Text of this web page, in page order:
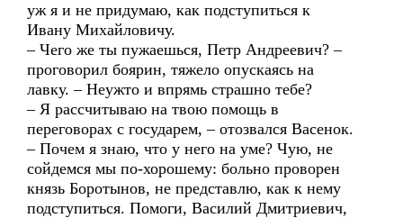
уж я и не придумаю, как подступиться к
Ивану Михайловичу.
– Чего же ты пужаешься, Петр Андреевич? –
проговорил боярин, тяжело опускаясь на
лавку. – Неужто и впрямь страшно тебе?
– Я рассчитываю на твою помощь в
переговорах с государем, – отозвался Васенок.
– Почем я знаю, что у него на уме? Чую, не
сойдемся мы по-хорошему: больно проворен
князь Боротынов, не представлю, как к нему
подступиться. Помоги, Василий Дмитриевич,